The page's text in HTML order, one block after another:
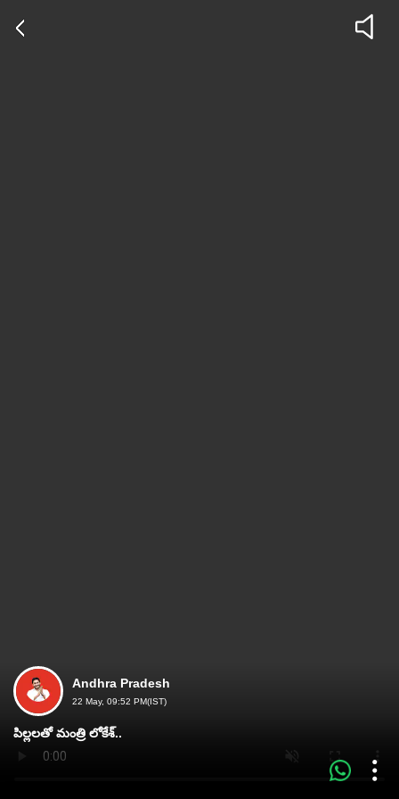
Andhra Pradesh
22 May, 09:52 PM(IST)
పిల్లలతో మంత్రి లోకేశ్‌..